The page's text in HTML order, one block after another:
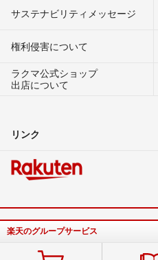
サステナビリティメッセージ
権利侵害について
ラクマ公式ショップ
出店について
リンク
楽天のグループサービス